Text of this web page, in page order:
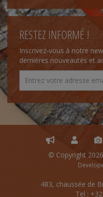
RESTEZ INFORMÉ !
Inscrivez-vous à notre
dernières nouveautés et
© Copyright
483, chaussée de
Tel :